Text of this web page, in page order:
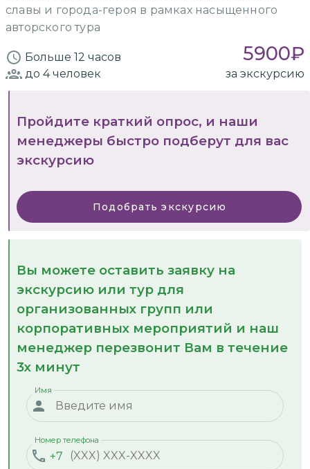
славы и города-героя в рамках насыщенного
авторского тура
Больше 12 часов 5900₽
до 4человек за экскурсию
Пройдите краткий опрос, и наши
менеджеры быстро подберут для вас
экскурсию
Подобрать экскурсию
Вы можете оставить заявку на
экскурсию или тур для
организованных групп или
корпоративных мероприятий и наш
менеджер перезвонит Вам в течение
3х минут
Имя
+7
Номер телефона